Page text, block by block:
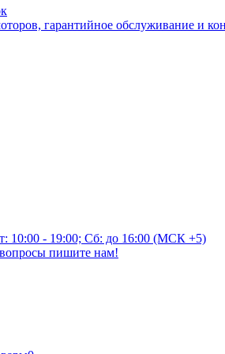
гарантийное обслуживание и
10:00 - 19:00; Сб: до 16:00 (МСК +5)
пишите нам!